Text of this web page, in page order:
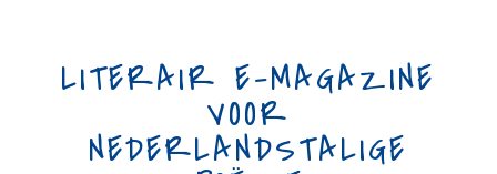
LITERAIR E-MAGAZINE
VOOR
NEDERLANDSTALIGE